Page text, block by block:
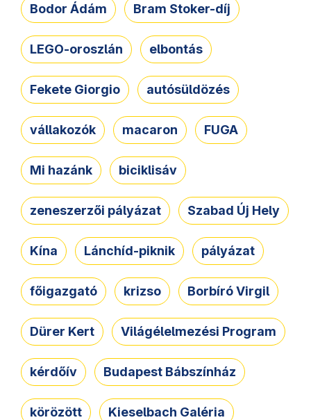
Bodor Ádám Bram Stoker-díj
LEGO-oroszlán elbontás
Fekete Giorgio autósüldözés
vállakozók macaron FUGA
Mi hazánk biciklisáv
zeneszerzői pályázat Szabad Új Hely
Kína Lánchíd-piknik pályázat
főigazgató krizso Borbíró Virgil
Dürer Kert Világélelmezési Program
kérdőív Budapest Bábszínház
körözött Kieselbach Galéria